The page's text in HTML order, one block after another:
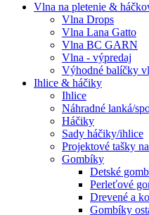
Vlna na pletenie &
Vlna Drops
Vlna Lana Gatto
Vlna BC GARN
Vlna - výpredaj
Výhodné balíčky
Ihlice & háčiky
Ihlice
Náhradné lanká/
Háčiky
Sady háčiky/ihlice
Projektové tašky
Gombíky
Detské
Perleťové
Drevené a
Gombíky